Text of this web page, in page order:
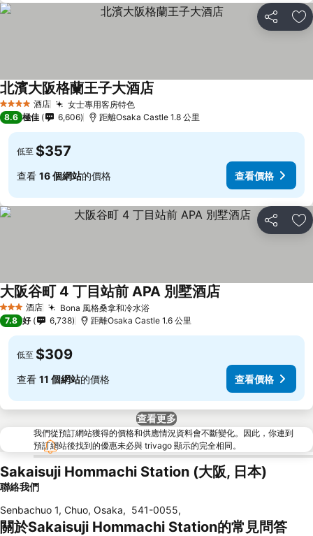
分享 放
4 星級 酒店 女士專用客房特色查看價格
北濱大阪格蘭王子大酒店
8.6 極佳 6,606 距離Osaka Castle 1.8 公里
低至 $357
查看 16 個網站的價格 查看價格
分享 放
3 星級 酒店 Bona 風格桑拿和冷水浴查看價格
大阪谷町 4 丁目站前 APA 別墅酒店
7.8 好 6,738 距離Osaka Castle 1.6 公里
低至 $309
查看 11 個網站的價格 查看價格
查看更多
我們從預訂網站獲得的價格和供應情況資料會不斷變化。因此，你連到
預訂網站後找到的優惠未必與 trivago 顯示的完全相同。
Sakaisuji Hommachi Station (大阪, 日本)
聯絡我們
Senbachuo 1, Chuo, Osaka, 541-0055,
關於Sakaisuji Hommachi Station的常見問答